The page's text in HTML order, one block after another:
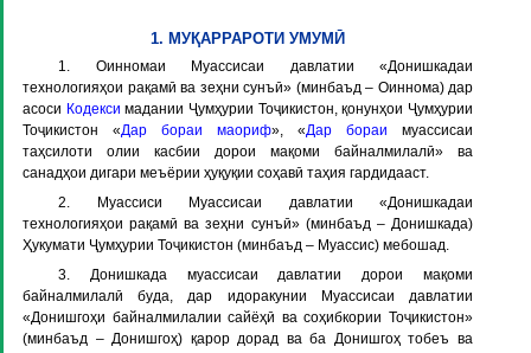
1. МУҚАРРАРОТИ УМУМӢ
1. Оинномаи Муассисаи давлатии «Донишкадаи
технологияҳои рақамӣ ва зеҳни сунъӣ» (минбаъд – Оиннома) дар
асоси Кодекси мадании Ҷумҳурии Тоҷикистон, қонунҳои Ҷумҳурии
Тоҷикистон «Дар бораи маориф», «Дар бораи муассисаи
таҳсилоти олии касбии дорои мақоми байналмилалӣ» ва
санадҳои дигари меъёрии ҳуқуқии соҳавӣ таҳия гардидааст.
2. Муассиси Муассисаи давлатии «Донишкадаи
технологияҳои рақамӣ ва зеҳни сунъӣ» (минбаъд – Донишкада)
Ҳукумати Ҷумҳурии Тоҷикистон (минбаъд – Муассис) мебошад.
3. Донишкада муассисаи давлатии дорои мақоми
байналмилалӣ буда, дар идоракунии Муассисаи давлатии
«Донишгоҳи байналмилалии сайёҳӣ ва соҳибкории Тоҷикистон»
(минбаъд –Донишгоҳ) қарор дорад ва ба Донишгоҳ тобеъ ва